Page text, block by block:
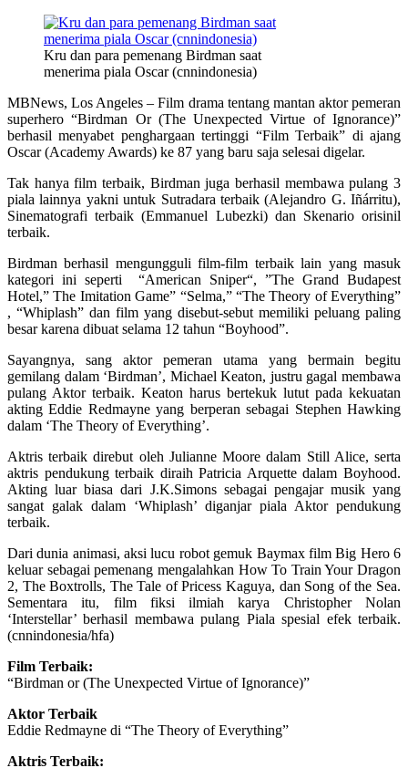
Kru dan para pemenang Birdman saat
menerima piala Oscar (cnnindonesia)
MBNews, Los Angeles – Film drama tentang mantan aktor pemeran
superhero “Birdman Or (The Unexpected Virtue of Ignorance)”
berhasil menyabet penghargaan tertinggi “Film Terbaik” di ajang
Oscar (Academy Awards) ke 87 yang baru saja selesai digelar.
Tak hanya film terbaik, Birdman juga berhasil membawa pulang 3
piala lainnya yakni untuk Sutradara terbaik (Alejandro G. Iñárritu),
Sinematografi terbaik (Emmanuel Lubezki) dan Skenario orisinil
terbaik.
Birdman berhasil mengungguli film-film terbaik lain yang masuk
kategori ini seperti “American Sniper“, ”The Grand Budapest
Hotel,” The Imitation Game” “Selma,” “The Theory of Everything”
, “Whiplash” dan film yang disebut-sebut memiliki peluang paling
besar karena dibuat selama 12 tahun “Boyhood”.
Sayangnya, sang aktor pemeran utama yang bermain begitu
gemilang dalam ‘Birdman’, Michael Keaton, justru gagal membawa
pulang Aktor terbaik. Keaton harus bertekuk lutut pada kekuatan
akting Eddie Redmayne yang berperan sebagai Stephen Hawking
dalam ‘The Theory of Everything’.
Aktris terbaik direbut oleh Julianne Moore dalam Still Alice, serta
aktris pendukung terbaik diraih Patricia Arquette dalam Boyhood.
Akting luar biasa dari J.K.Simons sebagai pengajar musik yang
sangat galak dalam ‘Whiplash’ diganjar piala Aktor pendukung
terbaik.
Dari dunia animasi, aksi lucu robot gemuk Baymax film Big Hero 6
keluar sebagai pemenang mengalahkan How To Train Your Dragon
2, The Boxtrolls, The Tale of Pricess Kaguya, dan Song of the Sea.
Sementara itu, film fiksi ilmiah karya Christopher Nolan
‘Interstellar’ berhasil membawa pulang Piala spesial efek terbaik.
(cnnindonesia/hfa)
Film Terbaik:
“Birdman or (The Unexpected Virtue of Ignorance)”
Aktor Terbaik
Eddie Redmayne di “The Theory of Everything”
Aktris Terbaik: